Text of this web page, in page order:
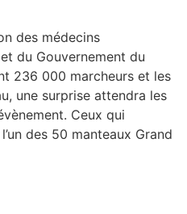
des médecins
du Gouvernement du
236 000 marcheurs et les
une surprise attendra les
Ceux qui
des 50 manteaux Grand